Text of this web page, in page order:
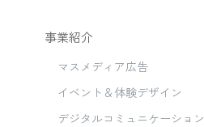
事業紹介
マスメディア広告
イベント＆体験デザイン
デジタルコミュニケーション